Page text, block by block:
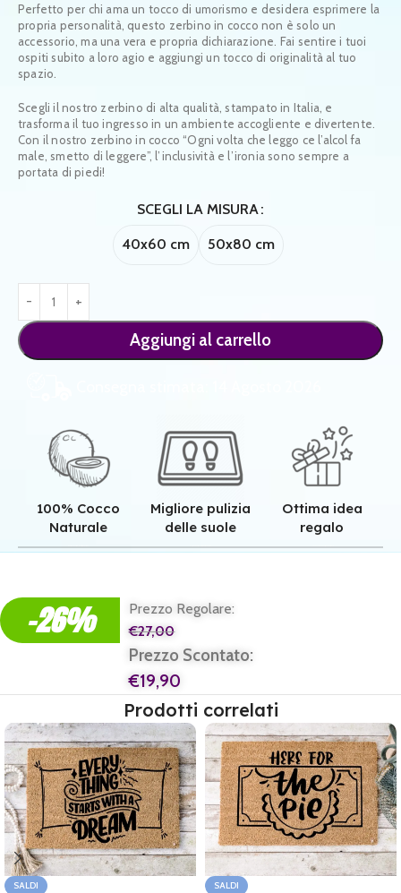
Perfetto per chi ama un tocco di umorismo e desidera esprimere la
propria personalità, questo zerbino in cocco non è solo un
accessorio, ma una vera e propria dichiarazione. Fai sentire i tuoi
ospiti subito a loro agio e aggiungi un tocco di originalità al tuo
spazio.
Scegli il nostro zerbino di alta qualità, stampato in Italia, e
trasforma il tuo ingresso in un ambiente accogliente e divertente.
Con il nostro zerbino in cocco “Ogni volta che leggo ce l’alcol fa
male, smetto di leggere”, l’inclusività e l’ironia sono sempre a
portata di piedi!
SCEGLI LA MISURA
40x60 cm 50x80 cm
Aggiungi al carrello
100% Cocco
Naturale
Migliore pulizia
delle suole
Ottima idea
regalo
-26%
Prezzo Regolare:
€27,00
Prezzo Scontato:
€19,90
Prodotti correlati
SALDI SALDI